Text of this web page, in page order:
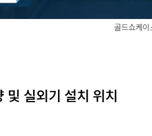
골드쇼케이
및 실외기 설치 위치